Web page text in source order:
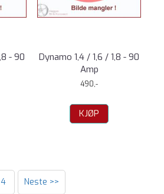
- 90
Dynamo 1,4 / 1,6 / 1,8 - 90
Amp
490,-
KJØP
4
Neste >>